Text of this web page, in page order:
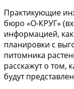
Практикующие
бюро «О-КРУГ»
информацией,
планировки с
питомника
расскажут о том,
будут